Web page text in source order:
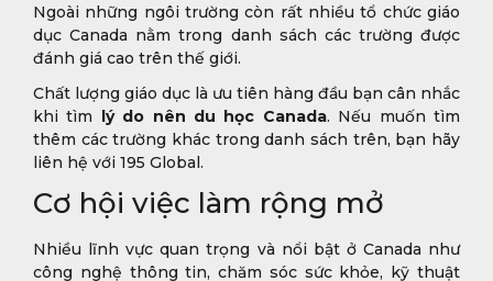
Ngoài những ngôi trường còn rất nhiều tổ chức giáo
dục Canada nằm trong danh sách các trường được
đánh giá cao trên thế giới.
Chất lượng giáo dục là ưu tiên hàng đầu bạn cân nhắc
khi tìm lý do nên du học Canada. Nếu muốn tìm
thêm các trường khác trong danh sách trên, bạn hãy
liên hệ với 195 Global.
Cơ hội việc làm rộng mở
Nhiều lĩnh vực quan trọng và nổi bật ở Canada như
công nghệ thông tin, chăm sóc sức khỏe, kỹ thuật